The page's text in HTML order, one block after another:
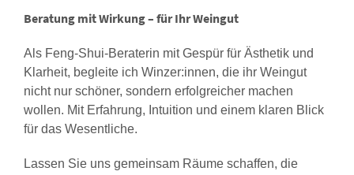
Beratung mit Wirkung – für Ihr Weingut
Als Feng-Shui-Beraterin mit Gespür für Ästhetik und
Klarheit, begleite ich Winzer:innen, die ihr Weingut
nicht nur schöner, sondern erfolgreicher machen
wollen. Mit Erfahrung, Intuition und einem klaren Blick
für das Wesentliche.
Lassen Sie uns gemeinsam Räume schaffen, die